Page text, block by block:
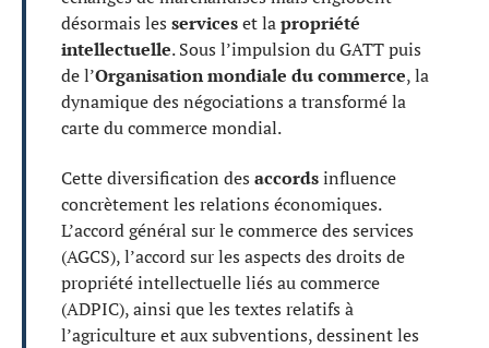
désormais les serviceset lapropriété
intellectuelle. Sous l’impulsion du GATT puis
de l’Organisation mondiale du commerce, la
dynamique des négociations a transformé la
carte du commerce mondial.
Cette diversification des accordsinfluence
concrètement les relations économiques.
L’accord général sur le commerce des services
(AGCS), l’accord sur les aspects des droits de
propriété intellectuelle liés au commerce
(ADPIC), ainsi que les textes relatifs à
l’agriculture et aux subventions, dessinent les